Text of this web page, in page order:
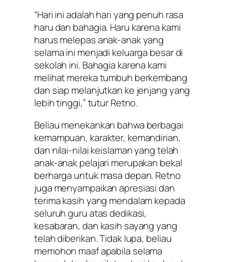
“Hari ini adalah hari yang penuh rasa
haru dan bahagia. Haru karena kami
harus melepas anak-anak yang
selama ini menjadi keluarga besar di
sekolah ini. Bahagia karena kami
melihat mereka tumbuh berkembang
dan siap melanjutkan ke jenjang yang
lebih tinggi,” tutur Retno.
Beliau menekankan bahwa berbagai
kemampuan, karakter, kemandirian,
dan nilai-nilai keislaman yang telah
anak-anak pelajari merupakan bekal
berharga untuk masa depan. Retno
juga menyampaikan apresiasi dan
terima kasih yang mendalam kepada
seluruh guru atas dedikasi,
kesabaran, dan kasih sayang yang
telah diberikan. Tidak lupa, beliau
memohon maaf apabila selama